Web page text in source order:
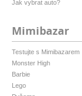
Jak vybrat auto?
Mimibazar
Testujte s Mimibazarem
Monster High
Barbie
Lego